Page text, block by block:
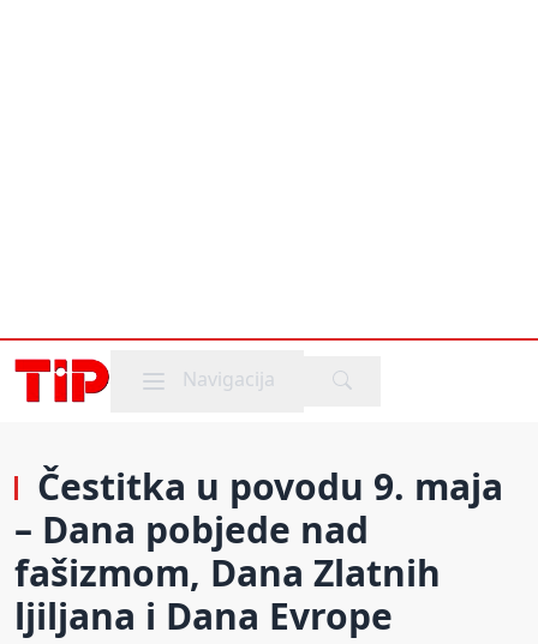
Mobile menu
Navigacija
Čestitka u povodu 9. maja
– Dana pobjede nad
fašizmom, Dana Zlatnih
ljiljana i Dana Evrope